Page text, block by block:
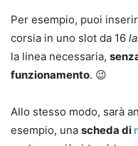
Per esempio, puoi
corsia in uno slot da 16
la linea necessaria,
funzionamento. 😉
Allo stesso modo, sarà
esempio, una scheda di